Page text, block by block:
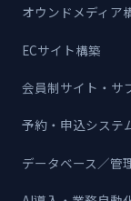
オウンドメディア
ECサイト構築
会員制サイト・サ
予約・申込システ
データベース／管